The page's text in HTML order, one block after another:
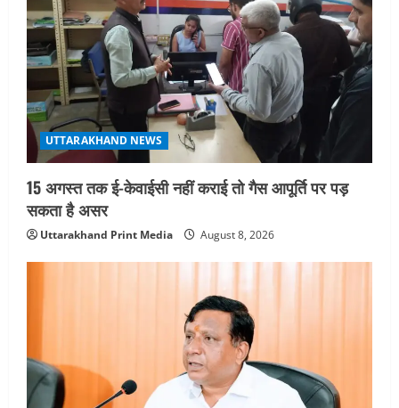
3 August 7, 2026
4
UTTARAKHAND NEWS
जिलाधिकारी/जिला निर्वाचन अधिकारी ने
सहसपुर विधानसभा क्षेत्र के पोलिंग बूथों का
निरीक्षण कर एसआईआर आपत्ति निस्तारण
शिविर की व्यवस्थाओं का लिया जायजा
August 6, 2026
5
UTTARAKHAND NEWS
चयन : रेखा आर्या
UTTARAKHAND NEWS
15 अगस्त तक ई-केवाईसी नहीं कराई तो गैस आपूर्ति पर पड़
सकता है असर
Uttarakhand Print Media August 8, 2026